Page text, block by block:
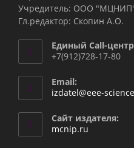
Учредитель: ООО
Гл.редактор: Скопин А.О.
Единый Call-
+7(912)728-17-80
Email:
izdatel@eee-
Сайт издателя:
mcnip.ru